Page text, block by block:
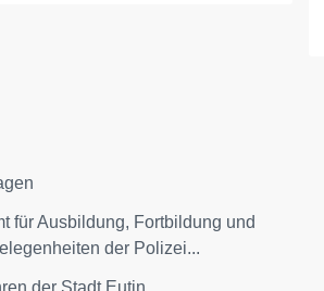
für Ausbildung, Fortbildung und
der Polizei...
der Stadt Eutin